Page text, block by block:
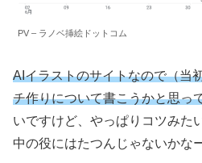
PV – ラノベ挿絵ドットコム
AIイラストのサイトなので（当
チ作りについて書こうかと思っ
いですけど、やっぱりコツみた
中の役にはたつんじゃないかな